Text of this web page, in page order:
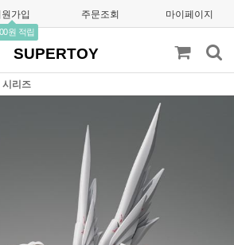
원가입
원 적립
주문조회 마이페이지
SUPERTOY
시리즈